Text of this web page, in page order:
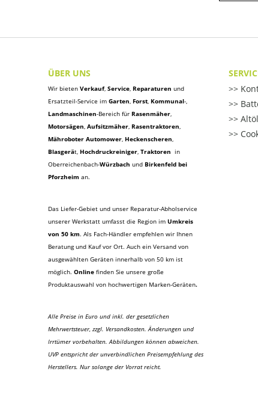
ÜBER UNS
Wir bieten Verkauf, Service, Reparaturen und
Ersatzteil-Service im Garten, Forst, Kommunal-,
Landmaschinen-Bereich für Rasenmäher,
Motorsägen, Aufsitzmäher, Rasentraktoren,
Mähroboter Automower, Heckenscheren,
Blasgerät, Hochdruckreiniger, Traktoren in
Oberreichenbach-Würzbach und Birkenfeld bei
Pforzheim an.
Das Liefer-Gebiet und unser Reparatur-Abholservice
unserer Werkstatt umfasst die Region im Umkreis
von 50 km. Als Fach-Händler empfehlen wir Ihnen
Beratung und Kauf vor Ort. Auch ein Versand von
ausgewählten Geräten innerhalb von 50 km ist
möglich. Online finden Sie unsere große
Produktauswahl von hochwertigen Marken-Geräten.
Alle Preise in Euro und inkl. der gesetzlichen
Mehrwertsteuer, zzgl. Versandkosten. Änderungen und
Irrtümer vorbehalten. Abbildungen können abweichen.
UVP entspricht der unverbindlichen Preisempfehlung des
Herstellers. Nur solange der Vorrat reicht.